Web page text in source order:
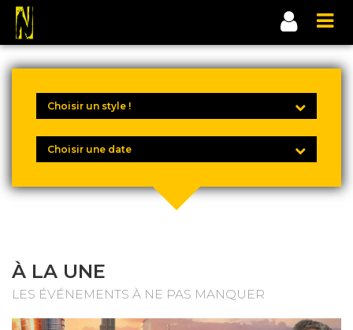
À LA UNE
LES ÉVÉNEMENTS À NE PAS MANQUER